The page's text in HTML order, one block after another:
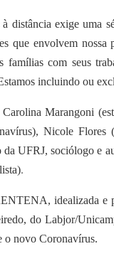
distância exige uma
que envolvem
famílias com seus
incluindo ou
Marangoni
Nicole
UFRJ, sociólogo e
.
idealizada e
do Labjor/
o novo Coronavírus.